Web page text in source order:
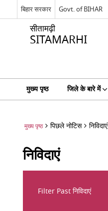
बिहार सरकार Govt. of BIHAR
सीतामढ़ी
SITAMARHI
मुख्य पृष्ठ जिले के बारे में
मुख्य पृष्ठ पिछले नोटिस निविदाएं
निविदाएं
Filter Past निविदाएं